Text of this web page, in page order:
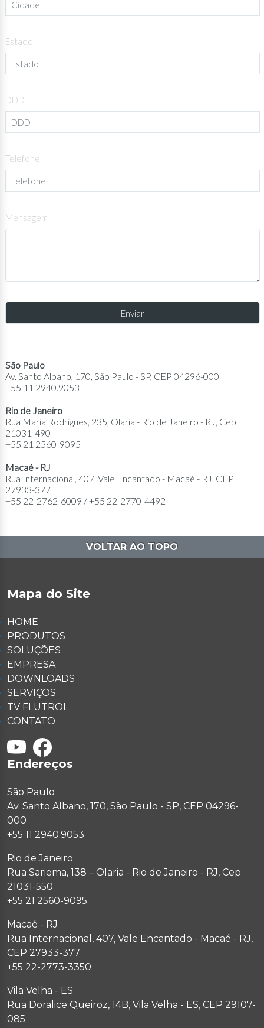
Estado
DDD
Telefone
Mensagem
São Paulo
Av. Santo Albano, 170, São Paulo - SP, CEP 04296-000
+55 11 2940.9053
Rio de Janeiro
Rua Maria Rodrigues, 235, Olaria - Rio de Janeiro - RJ, Cep
21031-490
+55 21 2560-9095
Macaé - RJ
Rua Internacional, 407, Vale Encantado - Macaé - RJ, CEP
27933-377
+55 22-2762-6009 / +55 22-2770-4492
VOLTAR AO TOPO
Mapa do Site
HOME
PRODUTOS
SOLUÇÕES
EMPRESA
DOWNLOADS
SERVIÇOS
TV FLUTROL
CONTATO
Endereços
São Paulo
Av. Santo Albano, 170, São Paulo - SP, CEP 04296-
000
+55 11 2940.9053
Rio de Janeiro
Rua Sariema, 138 – Olaria - Rio de Janeiro - RJ, Cep
21031-550
+55 21 2560-9095
Macaé - RJ
Rua Internacional, 407, Vale Encantado - Macaé - RJ,
CEP 27933-377
+55 22-2773-3350
Vila Velha - ES
Rua Doralice Queiroz, 14B, Vila Velha - ES, CEP 29107-
085